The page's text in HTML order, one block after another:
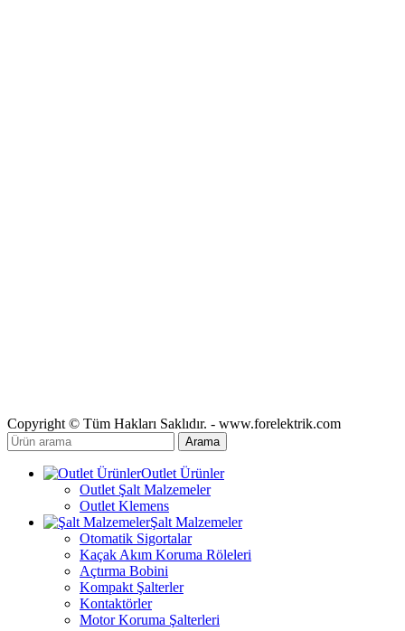
Copyright © Tüm Hakları Saklıdır. - www.forelektrik.com
Arama
Outlet Ürünler
Outlet Şalt Malzemeler
Outlet Klemens
Şalt Malzemeler
Otomatik Sigortalar
Kaçak Akım Koruma Röleleri
Açtırma Bobini
Kompakt Şalterler
Kontaktörler
Motor Koruma Şalterleri